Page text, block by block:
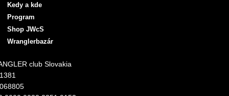
Kedy a kde
Program
Shop JWcS
Wranglerbazár
club Slovakia